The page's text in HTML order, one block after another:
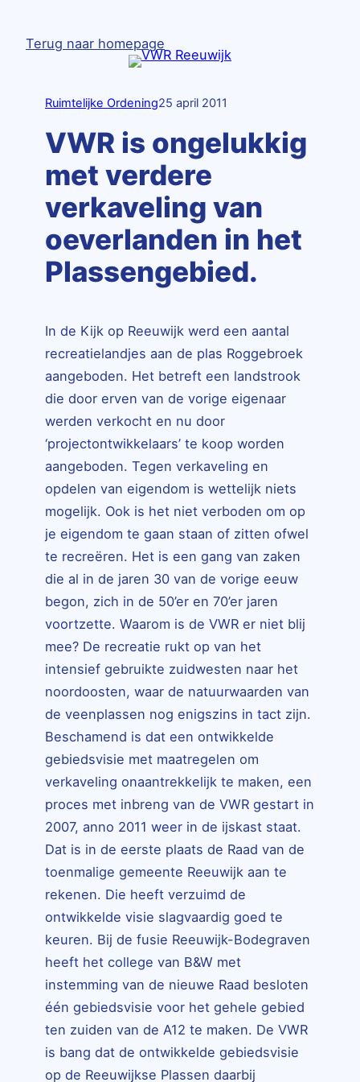
naarTerug naar homepage
Ruimtelijke Ordening25 april 2011
VWR is ongelukkig
met verdere
verkaveling van
oeverlanden in het
Plassengebied.
In de Kijk op Reeuwijk werd een aantal
recreatielandjes aan de plas Roggebroek
aangeboden. Het betreft een landstrook
die door erven van de vorige eigenaar
werden verkocht en nu door
‘projectontwikkelaars’ te koop worden
aangeboden. Tegen verkaveling en
opdelen van eigendom is wettelijk niets
mogelijk. Ook is het niet verboden om op
je eigendom te gaan staan of zitten ofwel
te recreëren. Het is een gang van zaken
die al in de jaren 30 van de vorige eeuw
begon, zich in de 50’er en 70’er jaren
voortzette. Waarom is de VWR er niet blij
mee? De recreatie rukt op van het
intensief gebruikte zuidwesten naar het
noordoosten, waar de natuurwaarden van
de veenplassen nog enigszins in tact zijn.
Beschamend is dat een ontwikkelde
gebiedsvisie met maatregelen om
verkaveling onaantrekkelijk te maken, een
proces met inbreng van de VWR gestart in
2007, anno 2011 weer in de ijskast staat.
Dat is in de eerste plaats de Raad van de
toenmalige gemeente Reeuwijk aan te
rekenen. Die heeft verzuimd de
ontwikkelde visie slagvaardig goed te
keuren. Bij de fusie Reeuwijk-Bodegraven
heeft het college van B&W met
instemming van de nieuwe Raad besloten
één gebiedsvisie voor het gehele gebied
ten zuiden van de A12 te maken. De VWR
is bang dat de ontwikkelde gebiedsvisie
op de Reeuwijkse Plassen daarbij